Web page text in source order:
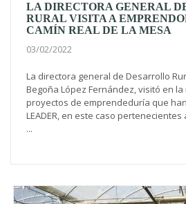
LA DIRECTORA GENERAL
RURAL VISITA A
CAMÍN REAL DE LA MESA
03/02/2022
La directora general de Desarrollo
Begoña López Fernández, visitó en
proyectos de emprendeduría que
LEADER, en este caso
...